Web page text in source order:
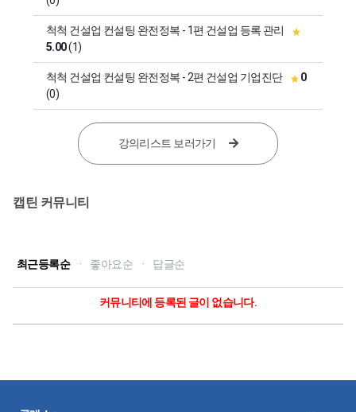
척척 건설업 컨설팅 완전정복 - 1편 건설업 등록 관리
5.00(1)
척척 건설업 컨설팅 완전정복 - 2편 건설업 기업진단
0
(0)
강의리스트 보러가기
캡틴 커뮤니티
최근등록순 · 좋아요순 · 답글순
커뮤니티에 등록된 글이 없습니다.